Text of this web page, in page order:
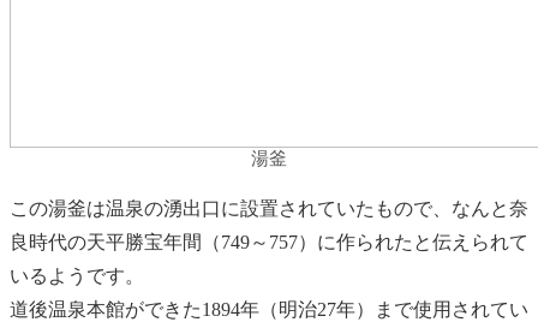
湯釜
この湯釜は温泉の湧出口に設置されていたもので、なんと奈
良時代の天平勝宝年間（749～757）に作られたと伝えられて
いるようです。
道後温泉本館ができた1894年（明治27年）まで使用されてい